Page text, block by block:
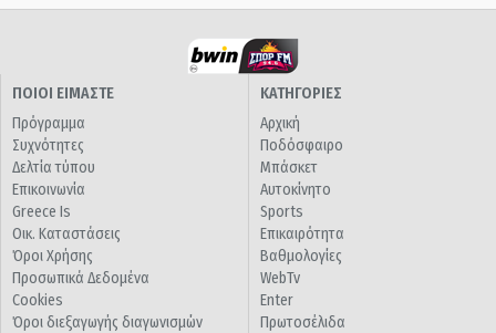
ΠΟΙΟΙ ΕΙΜΑΣΤΕ
Πρόγραμμα
Συχνότητες
Δελτία τύπου
Επικοινωνία
Greece Is
Οικ. Καταστάσεις
Όροι Χρήσης
Προσωπικά Δεδομένα
Cookies
Όροι διεξαγωγής διαγωνισμών
ΚΑΤΗΓΟΡΙΕΣ
Αρχική
Ποδόσφαιρο
Μπάσκετ
Αυτοκίνητο
Sports
Επικαιρότητα
Βαθμολογίες
WebTv
Enter
Πρωτοσέλιδα